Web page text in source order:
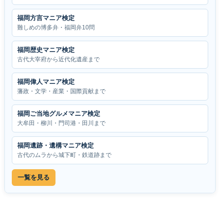
福岡方言マニア検定
難しめの博多弁・福岡弁10問
福岡歴史マニア検定
古代大宰府から近代化遺産まで
福岡偉人マニア検定
藩政・文学・産業・国際貢献まで
福岡ご当地グルメマニア検定
大牟田・柳川・門司港・田川まで
福岡遺跡・遺構マニア検定
古代のムラから城下町・鉄道跡まで
一覧を見る